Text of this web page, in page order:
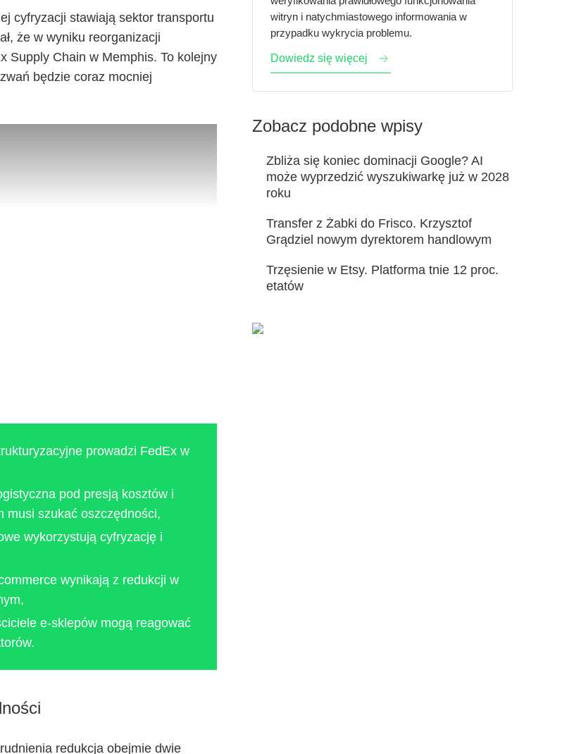
cyfryzacji stawiają sektor transportu
że w wyniku reorganizacji
Supply Chain w Memphis. To kolejny
będzie coraz mocniej
prowadzi FedEx w
pod presją kosztów i
musi szukać oszczędności,
wykorzystują cyfryzację i
wynikają z redukcji w
e-sklepów mogą reagować
redukcja obejmie dwie
witryn i natychmiastowego informowania w
przypadku wykrycia problemu.
Dowiedz się więcej
Zobacz podobne wpisy
Zbliża się koniec dominacji Google? AI
może wyprzedzić wyszukiwarkę już w 2028
roku
Transfer z Żabki do Frisco. Krzysztof
Grądziel nowym dyrektorem handlowym
Trzęsienie w Etsy. Platforma tnie 12 proc.
etatów